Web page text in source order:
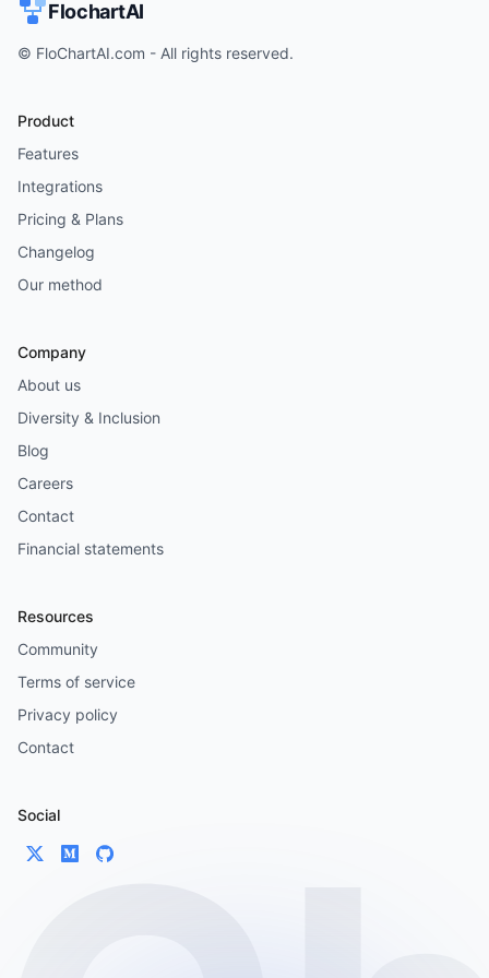
FlochartAI
© FloChartAI.com - All rights reserved.
Product
Features
Integrations
Pricing & Plans
Changelog
Our method
Company
About us
Diversity & Inclusion
Blog
Careers
Contact
Financial statements
Resources
Community
Terms of service
Privacy policy
Contact
Social